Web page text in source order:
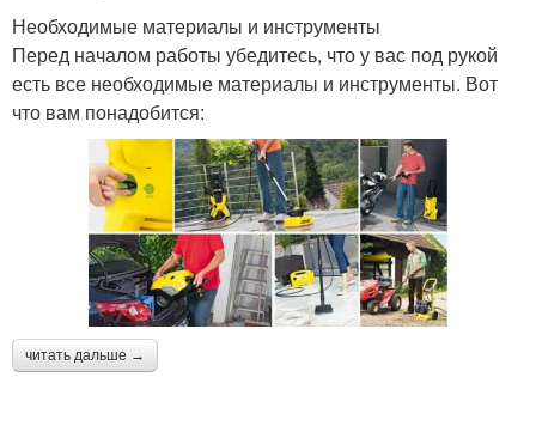
Необходимые материалы и инструменты
Перед началом работы убедитесь, что у вас под рукой
есть все необходимые материалы и инструменты. Вот
что вам понадобится:
читать дальше →